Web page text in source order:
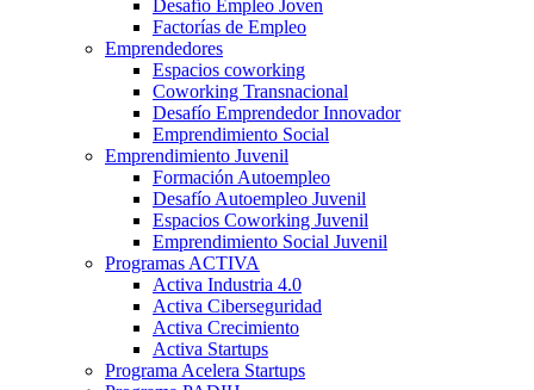
Desafío Empleo Joven
Factorías de Empleo
Emprendedores
Espacios coworking
Coworking Transnacional
Desafío Emprendedor Innovador
Emprendimiento Social
Emprendimiento Juvenil
Formación Autoempleo
Desafío Autoempleo Juvenil
Espacios Coworking Juvenil
Emprendimiento Social Juvenil
Programas ACTIVA
Activa Industria 4.0
Activa Ciberseguridad
Activa Crecimiento
Activa Startups
Programa Acelera Startups